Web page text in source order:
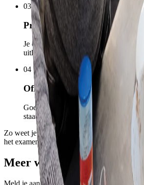
03
Proefexamens
Je oefent met toetsen die lijken op het
uitleg, tips en feedback.
04
Officieel examen
Goed voorbereid doe je het
staatsexamen NT2 (programma I en II).
Zo weet je precies wat je kunt verwachten
het examen in.
Meer weten?
Meld je aan voor een intake, dan bellen we